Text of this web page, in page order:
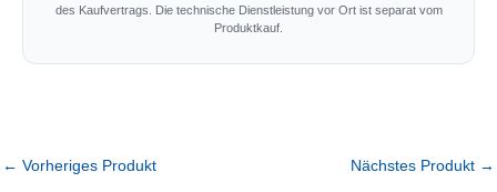
des Kaufvertrags. Die technische Dienstleistung vor Ort ist separat vom
Produktkauf.
← Vorheriges Produkt Nächstes Produkt →